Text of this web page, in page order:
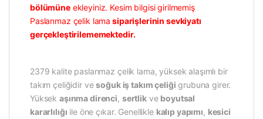
bölümüneekleyiniz. Kesim bilgisi girilmemiş
Paslanmaz çelik lama siparişlerinin sevkiyatı
gerçekleştirilememektedir.
2379 kalite paslanmaz çelik lama, yüksek alaşımlı bir
takım çeliğidir vesoğuk iş takım çeliği grubuna girer.
Yüksekaşınma direnci, sertlikve boyutsal
kararlılığı ile öne çıkar. Genellikle kalıp yapımı, kesici